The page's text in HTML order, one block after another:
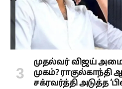
முதல்வர் விஜய்
முகம்?
சக்ரவர்த்தி அடுத்த